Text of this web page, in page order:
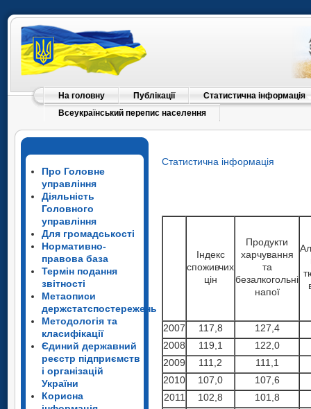
На головну Публікації
Статистична інформація
Всеукраїнський перепис населення
Про Головне
управління
Діяльність
Головного
управління
Для громадськості
Нормативно-
правова база
Термін подання
звітності
Метаописи
держстатспостережень
Методологія та
класифікації
Єдиний державний
реєстр підприємств
і організацій
України
Корисна
Статистична інформація
Індекс
споживчих
цін
Продукти
харчування
та
безалкогольні
напої
2007 117,8
127,4
2008
119,1
122,0
2009
111,2
111,1
2010
107,0
107,6
2011
102,8
101,8